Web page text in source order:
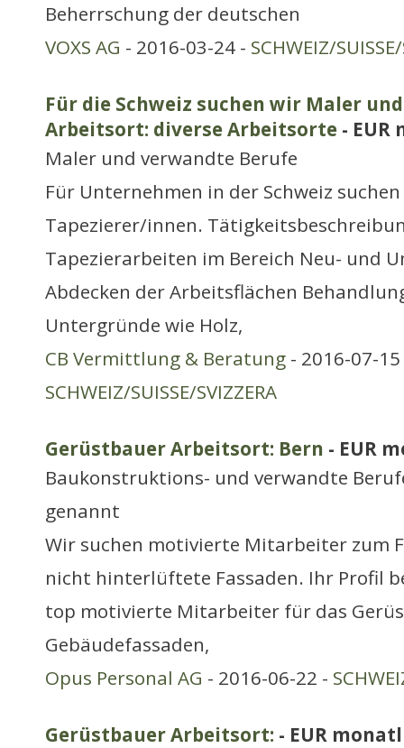
Beherrschung der deutschen
VOXS AG - 2016-03-24 - SCHWEIZ/
Für die Schweiz suchen wir Maler
Arbeitsort: diverse Arbeitsorte -
Maler und verwandte Berufe
Für Unternehmen in der Schweiz
Tapezierer/innen.
Tapezierarbeiten im Bereich Neu- und
Abdecken der Arbeitsflächen
Untergründe wie Holz,
CB Vermittlung & Beratung - 2016-07-
SCHWEIZ/SUISSE/SVIZZERA
Gerüstbauer Arbeitsort: Bern - EUR
Baukonstruktions- und verwandte
genannt
Wir suchen motivierte Mitarbeiter zum
nicht hinterlüftete Fassaden. Ihr Profil
top motivierte Mitarbeiter für das
Gebäudefassaden,
Opus Personal AG - 2016-06-22 -
Gerüstbauer Arbeitsort: - EUR